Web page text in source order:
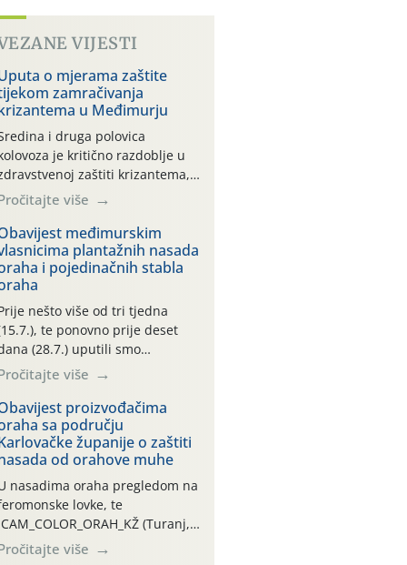
VIJESTI
o mjerama zaštite
zamračivanja
u Međimurju
i druga polovica
je kritično razdoblje u
zaštiti krizantema,
prije zamračivanja u proteklom
smo mjesecu tri puta upućivali
o preventivnim
zaštite krizantema od
uzročnika bolesti,
i fito-fagnih grinja (23.7.,
06.7.)! Na početku ovog
je zabilježeno je
i ekstremno vruće
razdoblje, uz
temperature […]
više
međimurskim
plantažnih nasada
i pojedinačnih stabla
nešto više od tri tjedna
te ponovno prije deset
(28.7.) uputili smo
vlasnicima plantažnih
nasada oraha i pojedinačnih
o početku leta i
potrebi usmjerenog
orahove muhe
completa)! Već
dana traje drugi
“toplinski udar”, koji
naročito izražen zadnja šest
(31.7.-05.8.), jer najviše
zraka svakodnevno
više
proizvođačima
sa području
županije o zaštiti
od orahove muhe
nasadima oraha pregledom na
lovke, te
CAM_COLOR_ORAH_KŽ (Turanj,
zabilježena je mala
više